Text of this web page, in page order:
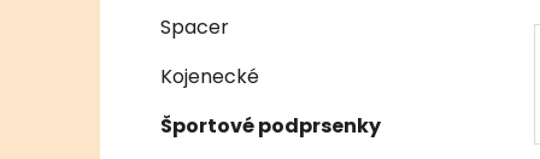
Spacer
Kojenecké
Športové podprsenky